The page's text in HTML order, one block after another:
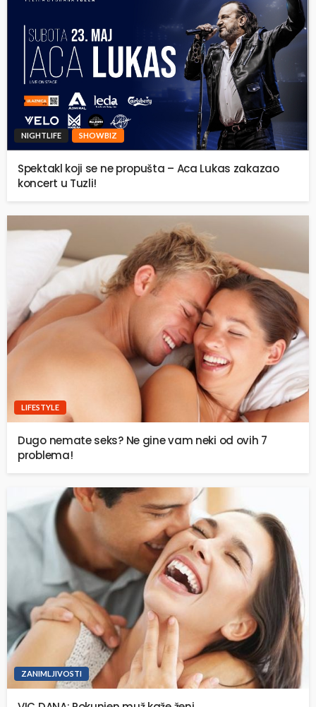
NIGHTLIFE SHOWBIZ
Spektakl koji se ne propušta – Aca Lukas zakazao
koncert u Tuzli!
LIFESTYLE
Dugo nemate seks? Ne gine vam neki od ovih 7
problema!
ZANIMLJIVOSTI